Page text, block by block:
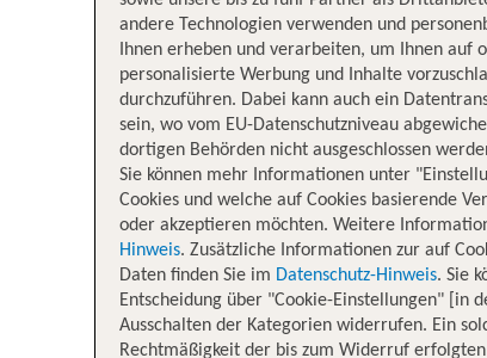
andere Technologien verwenden und
Ihnen erheben und verarbeiten, um Ihnen auf
personalisierte Werbung und Inhalte
durchzuführen. Dabei kann auch ein
sein, wo vom EU-Datenschutzniveau
dortigen Behörden nicht ausgeschlossen
Sie können mehr Informationen unter
Cookies und welche auf Cookies basierende
oder akzeptieren möchten. Weitere
Hinweis. Zusätzliche Informationen zur auf
Daten finden Sie im Datenschutz-Hinweis. Sie
Entscheidung über "Cookie-Einstellungen" [in
Ausschalten der Kategorien widerrufen. Ein
Rechtmäßigkeit der bis zum Widerruf